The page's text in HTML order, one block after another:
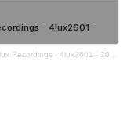
Recordings - 4lux2601 - 2026]